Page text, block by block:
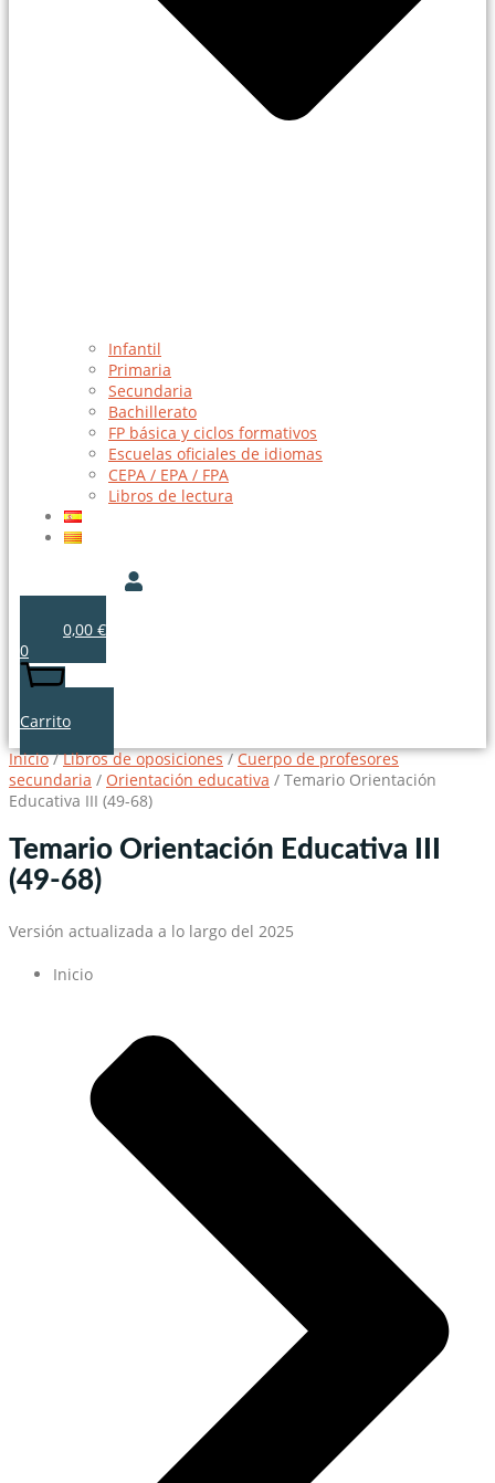
Infantil
Primaria
Secundaria
Bachillerato
FP básica y ciclos formativos
Escuelas oficiales de idiomas
CEPA / EPA / FPA
Libros de lectura
0,00 €
0
Carrito
Inicio/Libros de oposiciones/Cuerpo de profesores
secundaria / Orientación educativa / Temario Orientación
Educativa III (49-68)
Temario Orientación Educativa III
(49-68)
Versión actualizada a lo largo del 2025
Inicio